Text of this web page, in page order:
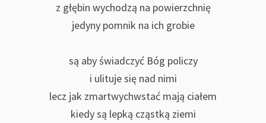
z głębin wychodzą na powierzchnię
jedyny pomnik na ich grobie
są aby świadczyć Bóg policzy
i ulituje się nad nimi
lecz jak zmartwychwstać mają ciałem
kiedy są lepką cząstką ziemi